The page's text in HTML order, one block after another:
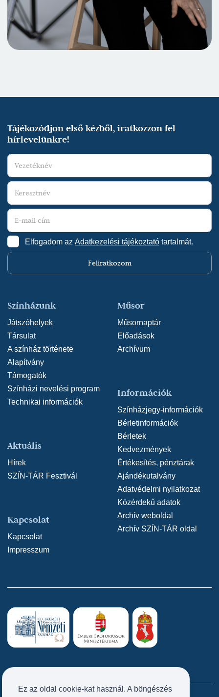
Ez az oldal cookie-kat használ. A böngészés
Tájékozódjon első kézből, iratkozzon fel
hírlevelünkre!
Elfogadom az Adatkezelési tájékoztató tartalmát.
Feliratkozom
Színházunk
Játszóhelyek
Társulat
A színház története
Alapítvány
Támogatók
Színházi nevelési program
Technikai információk
Műsor
Műsornaptár
Előadások
Archívum
Aktuális
Hírek
SZÍN-TÁR Fesztivál
Információk
Színházjegy-információk
Bérletinformációk
Bérletek
Kedvezmények
Értékesítés, pénztárak
Ajándékutalvány
Adatvédelmi nyilatkozat
Közérdekű adatok
Archív weboldal
Archív SZÍN-TÁR oldal
Kapcsolat
Kapcsolat
Impresszum